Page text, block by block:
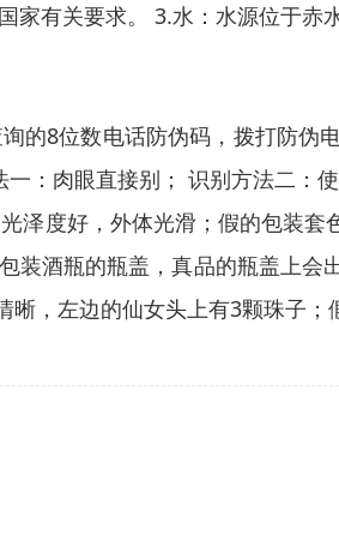
有关要求。 3.水：水源位于
的8位数电话防伪码，拨打防伪
：肉眼直接别； 识别方法二：
度好，外体光滑；假的包装
酒瓶的瓶盖，真品的瓶盖上会
，左边的仙女头上有3颗珠子；